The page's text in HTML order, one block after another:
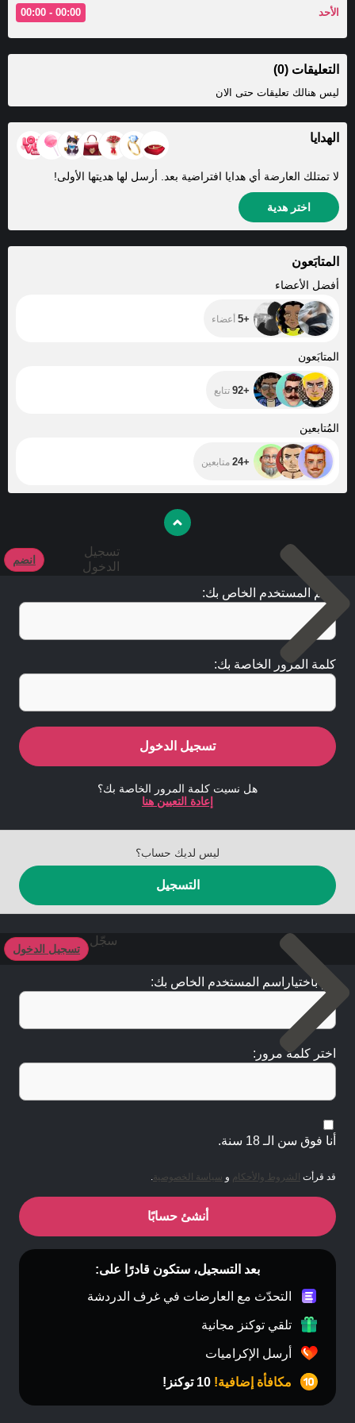
الأحد 00:00 - 00:00
التعليقات (0)
ليس هنالك تعليقات حتى الان
الهدايا
لا تمتلك العارضة أي هدايا افتراضية بعد. أرسل لها هديتها الأولى!
اختر هدية
المتابَعون
أفضل الأعضاء
+5 أعضاء
المتابَعون
+92 تتابع
المُتابعين
+24 متابعين
تسجيل
الدخول
انضم
اسم المستخدم الخاص بك:
كلمة المرور الخاصة بك:
تسجيل الدخول
هل نسيت كلمة المرور الخاصة بك؟
إعادة التعيين هنا
ليس لديك حساب؟
التسجيل
سجّل
تسجيل الدخول
قم باختياراسم المستخدم الخاص بك:
اختر كلمة مرور:
أنا فوق سن الـ 18 سنة.
قد قرأت الشروط والأحكام و سياسة الخصوصية.
أنشئ حسابًا
بعد التسجيل، ستكون قادرًا على:
التحدّث مع العارضات في غرف الدردشة
تلقي توكنز مجانية
أرسل الإكراميات
مكافأة إضافية!